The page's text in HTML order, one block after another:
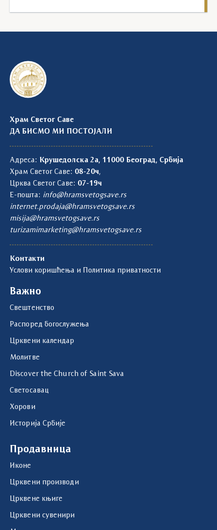
Храм Светог Саве
ДА БИСМО МИ ПОСТОЈАЛИ
Адреса: Крушедолска 2а, 11000 Београд, Србија
Храм Светог Саве: 08-20ч,
Црква Светог Саве: 07-19ч
Е-пошта: info@hramsvetogsave.rs
internet.prodaja@hramsvetogsave.rs
misija@hramsvetogsave.rs
turizamimarketing@hramsvetogsave.rs
Контакти
Услови коришћења и Политика приватности
Важно
Свештенство
Распоред богослужења
Црквени календар
Молитве
Discover the Church of Saint Sava
Светосавац
Хорови
Историја Србије
Продавница
Иконе
Црквени производи
Црквене књиге
Црквени сувенири